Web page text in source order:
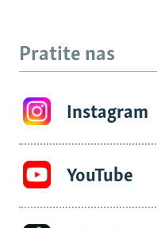
Pratite nas
Instagram
YouTube